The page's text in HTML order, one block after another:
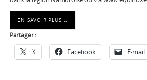
EN SAVOIR PLUS …
Partager :
X Facebook E-mail